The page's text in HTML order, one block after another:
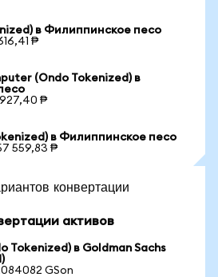
в Филиппинское песо
₱
(Ondo Tokenized) в
927,40 ₱
в Филиппинское песо
559,83 ₱
конвертации
активов
Tokenized) в Goldman Sachs
GSon